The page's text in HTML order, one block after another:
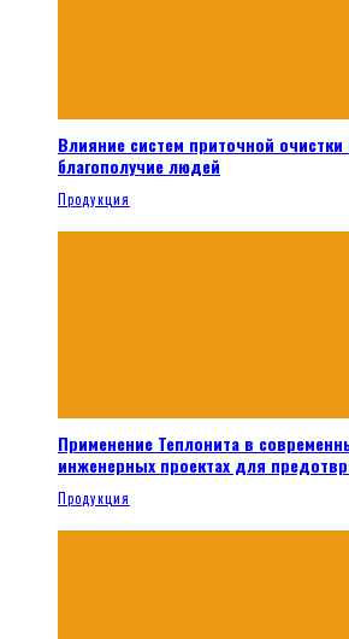
Влияние систем приточной
благополучие людей
Продукция
Применение Теплонита в
инженерных проектах для
Продукция